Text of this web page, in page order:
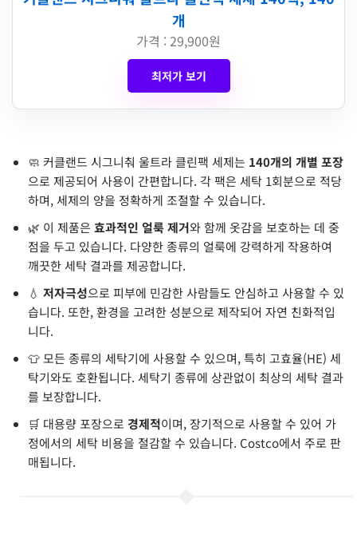
개
가격 : 29,900원
최저가 보기
🧼 커클랜드 시그니춰 울트라 클린팩 세제는 140개의 개별 포장
으로 제공되어 사용이 간편합니다. 각 팩은 세탁 1회분으로 적당
하며, 세제의 양을 정확하게 조절할 수 있습니다.
🌿 이 제품은 효과적인 얼룩 제거와 함께 옷감을 보호하는 데 중
점을 두고 있습니다. 다양한 종류의 얼룩에 강력하게 작용하여
깨끗한 세탁 결과를 제공합니다.
💧 저자극성으로 피부에 민감한 사람들도 안심하고 사용할 수 있
습니다. 또한, 환경을 고려한 성분으로 제작되어 자연 친화적입
니다.
👕 모든 종류의 세탁기에 사용할 수 있으며, 특히 고효율(HE) 세
탁기와도 호환됩니다. 세탁기 종류에 상관없이 최상의 세탁 결과
를 보장합니다.
🛒 대용량 포장으로 경제적이며, 장기적으로 사용할 수 있어 가
정에서의 세탁 비용을 절감할 수 있습니다. Costco에서 주로 판
매됩니다.